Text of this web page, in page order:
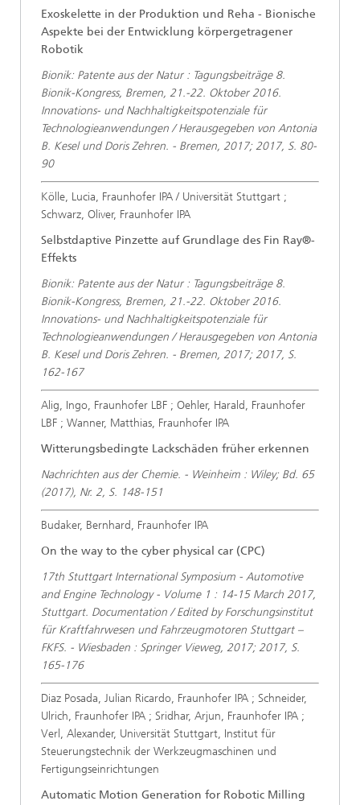
Exoskelette in der Produktion und Reha - Bionische
Aspekte bei der Entwicklung körpergetragener
Robotik
Bionik: Patente aus der Natur : Tagungsbeiträge 8.
Bionik-Kongress, Bremen, 21.-22. Oktober 2016.
Innovations- und Nachhaltigkeitspotenziale für
Technologieanwendungen / Herausgegeben von Antonia
B. Kesel und Doris Zehren. - Bremen, 2017; 2017, S. 80-
90
Kölle, Lucia, Fraunhofer IPA / Universität Stuttgart ;
Schwarz, Oliver, Fraunhofer IPA
Selbstdaptive Pinzette auf Grundlage des Fin Ray®-
Effekts
Bionik: Patente aus der Natur : Tagungsbeiträge 8.
Bionik-Kongress, Bremen, 21.-22. Oktober 2016.
Innovations- und Nachhaltigkeitspotenziale für
Technologieanwendungen / Herausgegeben von Antonia
B. Kesel und Doris Zehren. - Bremen, 2017; 2017, S.
162-167
Alig, Ingo, Fraunhofer LBF ; Oehler, Harald, Fraunhofer
LBF ; Wanner, Matthias, Fraunhofer IPA
Witterungsbedingte Lackschäden früher erkennen
Nachrichten aus der Chemie. - Weinheim : Wiley; Bd. 65
(2017), Nr. 2, S. 148-151
Budaker, Bernhard, Fraunhofer IPA
On the way to the cyber physical car (CPC)
17th Stuttgart International Symposium - Automotive
and Engine Technology - Volume 1 : 14-15 March 2017,
Stuttgart. Documentation / Edited by Forschungsinstitut
für Kraftfahrwesen und Fahrzeugmotoren Stuttgart –
FKFS. - Wiesbaden : Springer Vieweg, 2017; 2017, S.
165-176
Diaz Posada, Julian Ricardo, Fraunhofer IPA ; Schneider,
Ulrich, Fraunhofer IPA ; Sridhar, Arjun, Fraunhofer IPA ;
Verl, Alexander, Universität Stuttgart, Institut für
Steuerungstechnik der Werkzeugmaschinen und
Fertigungseinrichtungen
Automatic Motion Generation for Robotic Milling